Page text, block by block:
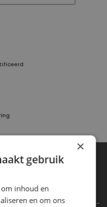
ISRI 6500-stoel
kennis van een ISRI-
×
gebruik
inhoud en
en om ons